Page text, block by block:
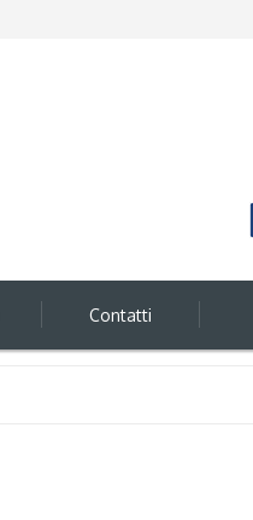
Contatti